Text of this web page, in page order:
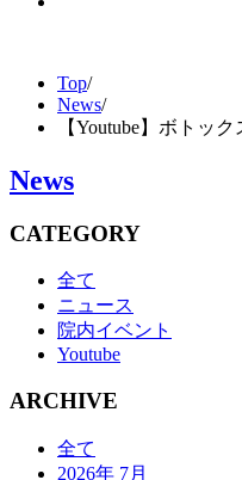
Top/
News/
【Youtube】ボトッ
News
CATEGORY
全て
ニュース
院内イベント
Youtube
ARCHIVE
全て
2026年 7月